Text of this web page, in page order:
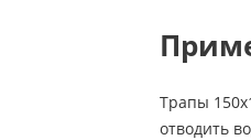
Трапы
отводить